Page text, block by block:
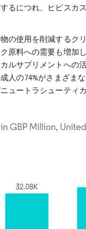
るにつれ、ヒビスカ
の使用を削減するク
原料への需要も増加
ルサプリメントへの
人の74%がさまざま
ュートラシューティ